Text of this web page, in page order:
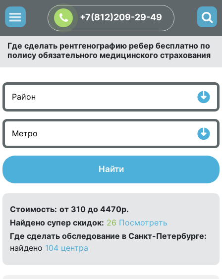
+7(812)209-29-49
Где сделать рентгенографию ребер бесплатно по
полису обязательного медицинского страхования
Найти
Стоимость: от 310 до 4470р.
Найдено cупер скидок: 26 Посмотреть
Где сделать обследование в Санкт-Петербурге:
найдено 104 центра